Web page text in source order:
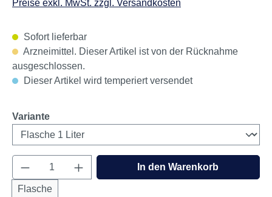
Preise exkl. MwSt. zzgl. Versandkosten
Sofort lieferbar
Arzneimittel. Dieser Artikel ist von der Rücknahme
ausgeschlossen.
Dieser Artikel wird temperiert versendet
Varianteauswählen
Produkt Anzahl: Gib den gewünschten
Flasche
In den Warenkorb